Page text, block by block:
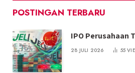
POSTINGAN TERBARU
IPO Perusahaan
28 JULI 2026 55